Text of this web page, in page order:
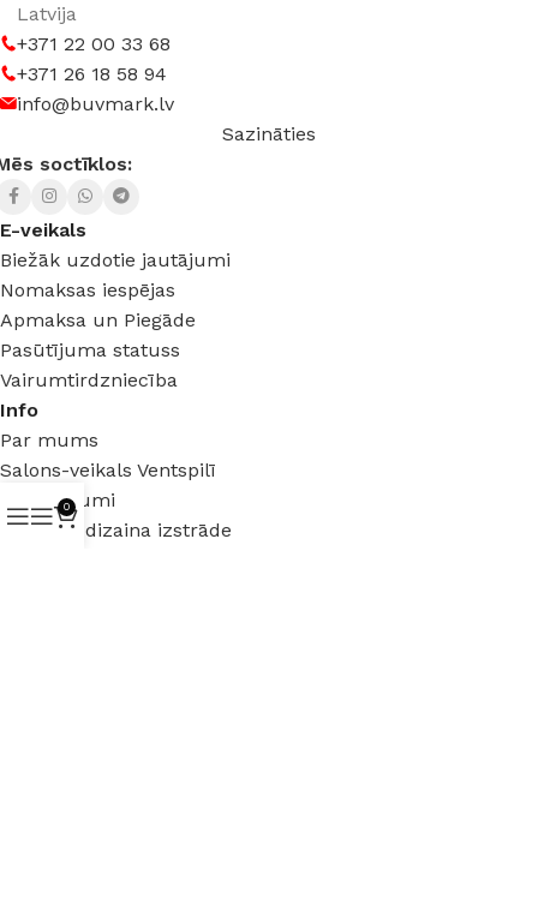
Latvija
+371 22 00 33 68
+371 26 18 58 94
info@buvmark.lv
Sazināties
soctīklos:
E-veikals
Biežāk uzdotie jautājumi
Nomaksas iespējas
Apmaksa un Piegāde
Pasūtījuma statuss
Vairumtirdzniecība
Info
Par mums
Salons-veikals Ventspilī
Pakalpojumi
Interjera dizaina izstrāde
0